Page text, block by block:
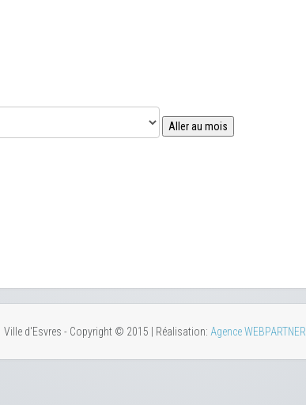
Aller au mois
Ville d'Esvres - Copyright © 2015 | Réalisation: Agence WEBPARTNER